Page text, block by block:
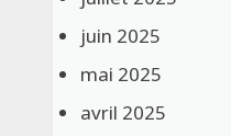
juin 2025
mai 2025
avril 2025